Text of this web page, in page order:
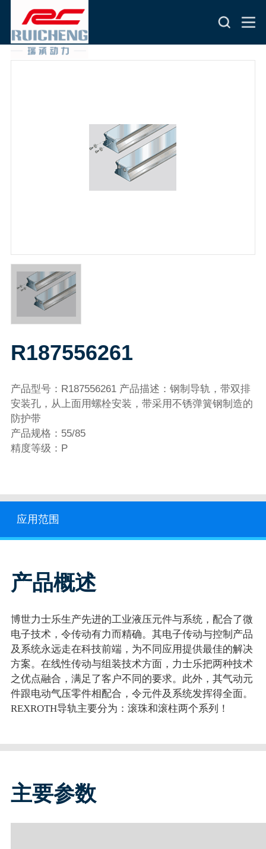
R187556261
产品型号：R187556261 产品描述：钢制导轨，带双排
安装孔，从上面用螺栓安装，带采用不锈弹簧钢制造的
防护带
产品规格：55/85
精度等级：P
应用范围
产品概述
博世力士乐生产先进的工业液压元件与系统，配合了微
电子技术，令传动有力而精确。其电子传动与控制产品
及系统永远走在科技前端，为不同应用提供最佳的解决
方案。在线性传动与组装技术方面，力士乐把两种技术
之优点融合，满足了客户不同的要求。此外，其气动元
件跟电动气压零件相配合，令元件及系统发挥得全面。
REXROTH导轨主要分为：滚珠和滚柱两个系列！
主要参数